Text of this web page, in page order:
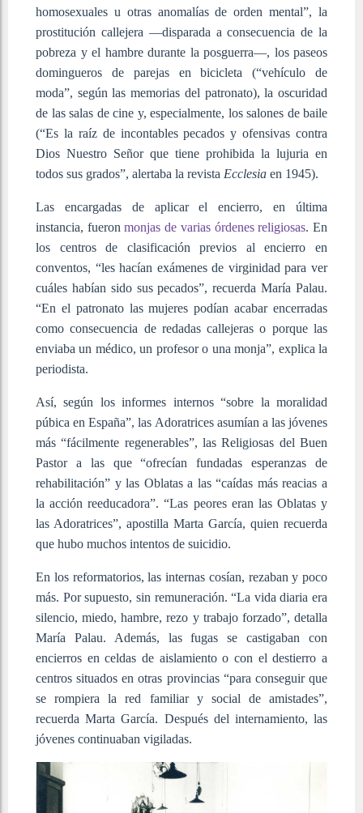
homosexuales u otras anomalías de orden mental”, la
prostitución callejera —disparada a consecuencia de la
pobreza y el hambre durante la posguerra—, los paseos
domingueros de parejas en bicicleta (“vehículo de
moda”, según las memorias del patronato), la oscuridad
de las salas de cine y, especialmente, los salones de baile
(“Es la raíz de incontables pecados y ofensivas contra
Dios Nuestro Señor que tiene prohibida la lujuria en
todos sus grados”, alertaba la revista Ecclesia en 1945).
Las encargadas de aplicar el encierro, en última
instancia, fueronmonjas de varias órdenes religiosas. En
los centros de clasificación previos al encierro en
conventos, “les hacían exámenes de virginidad para ver
cuáles habían sido sus pecados”, recuerda María Palau.
“En el patronato las mujeres podían acabar encerradas
como consecuencia de redadas callejeras o porque las
enviaba un médico, un profesor o una monja”, explica la
periodista.
Así, según los informes internos “sobre la moralidad
púbica en España”, las Adoratrices asumían a las jóvenes
más “fácilmente regenerables”, las Religiosas del Buen
Pastor a las que “ofrecían fundadas esperanzas de
rehabilitación” y las Oblatas a las “caídas más reacias a
la acción reeducadora”. “Las peores eran las Oblatas y
las Adoratrices”, apostilla Marta García, quien recuerda
que hubo muchos intentos de suicidio.
En los reformatorios, las internas cosían, rezaban y poco
más. Por supuesto, sin remuneración. “La vida diaria era
silencio, miedo, hambre, rezo y trabajo forzado”, detalla
María Palau. Además, las fugas se castigaban con
encierros en celdas de aislamiento o con el destierro a
centros situados en otras provincias “para conseguir que
se rompiera la red familiar y social de amistades”,
recuerda Marta García. Después del internamiento, las
jóvenes continuaban vigiladas.